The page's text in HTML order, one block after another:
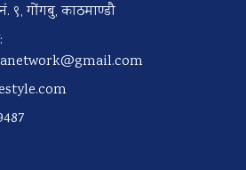
९, गोंगबु, काठमाण्डौ